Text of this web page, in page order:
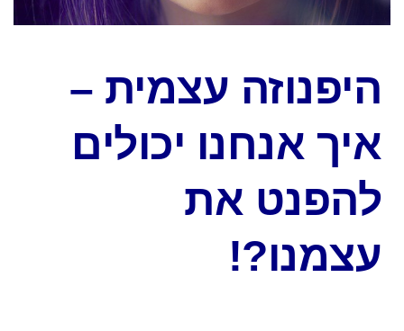
היפנוזה עצמית –
איך אנחנו יכולים
להפנט את
עצמנו?!